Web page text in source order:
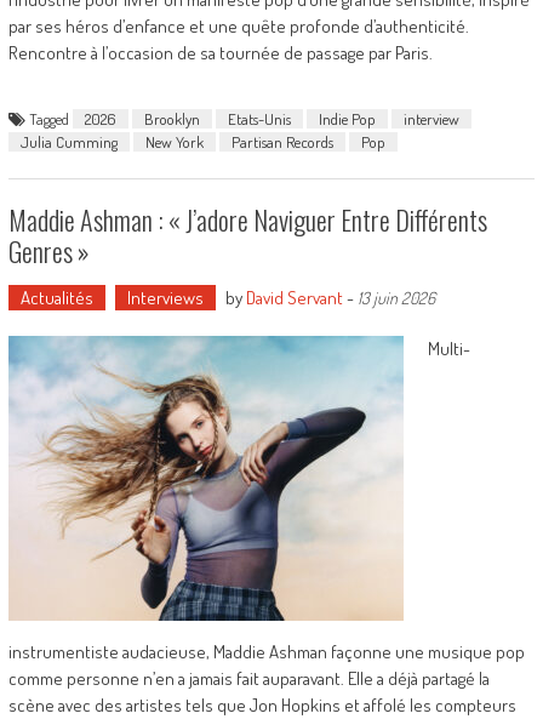
par ses héros d’enfance et une quête profonde d’authenticité.
Rencontre à l’occasion de sa tournée de passage par Paris.
Tagged 2026 Brooklyn Etats-Unis Indie Pop
interview
Julia Cumming
New York Partisan Records Pop
Maddie Ashman : « J’adore Naviguer Entre Différents
Genres »
Actualités Interviews by David Servant- 13 juin 2026
Multi-
instrumentiste audacieuse, Maddie Ashman façonne une musique pop
comme personne n’en a jamais fait auparavant. Elle a déjà partagé la
scène avec des artistes tels que Jon Hopkins et affolé les compteurs